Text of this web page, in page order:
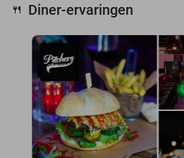
🍴 Diner-ervaringen